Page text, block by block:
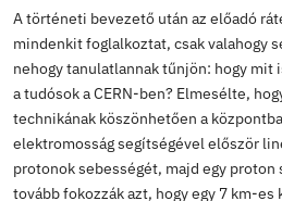
tanárnő a CERN létrejöttéről
Gimnázium tanulóinak.
megfogalmazódó gondolat,
egy olyan európai központra,